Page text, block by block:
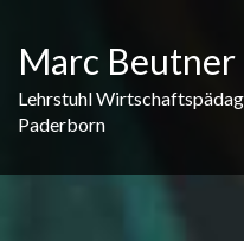
c
Marc Beutner
Lehrstuhl
Paderborn